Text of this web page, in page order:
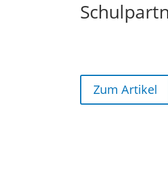
Zum Artikel